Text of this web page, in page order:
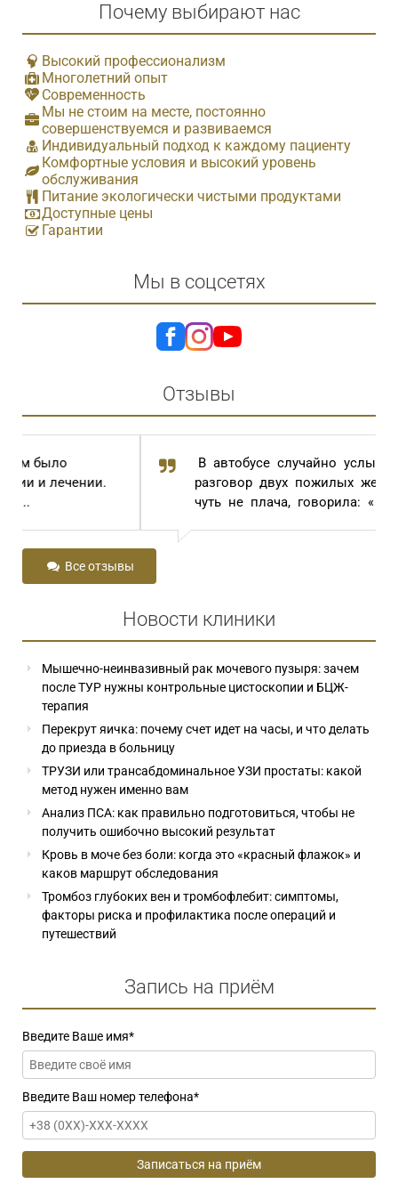
Почему выбирают нас
Высокий профессионализм
Многолетний опыт
Современность
Мы не стоим на месте, постоянно
совершенствуемся и развиваемся
Индивидуальный подход к каждому пациенту
Комфортные условия и высокий уровень
обслуживания
Питание экологически чистыми продуктами
Доступные цены
Гарантии
Мы в соцсетях
Отзывы
В автобусе случайно услышала
разговор двух пожилых женщин. Одна,
чуть не плача, говорила: « И...
Все отзывы
Новости клиники
Мышечно-неинвазивный рак мочевого пузыря: зачем
после ТУР нужны контрольные цистоскопии и БЦЖ-
терапия
Перекрут яичка: почему счет идет на часы, и что делать
до приезда в больницу
ТРУЗИ или трансабдоминальное УЗИ простаты: какой
метод нужен именно вам
Анализ ПСА: как правильно подготовиться, чтобы не
получить ошибочно высокий результат
Кровь в моче без боли: когда это «красный флажок» и
каков маршрут обследования
Тромбоз глубоких вен и тромбофлебит: симптомы,
факторы риска и профилактика после операций и
путешествий
Запись на приём
Введите Ваше имя*
Введите Ваш номер телефона*